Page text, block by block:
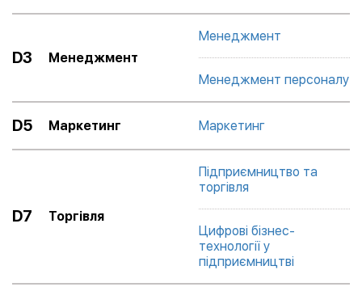
D3 Менеджмент
Менеджмент
Менеджмент персоналу
D5 Маркетинг Маркетинг
D7 Торгівля
Підприємництво та
торгівля
Цифрові бізнес-
технології у
підприємництві